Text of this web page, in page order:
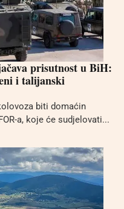
prisutnost u BiH:
i talijanski
biti domaćin
a, koje će sudjelovati...